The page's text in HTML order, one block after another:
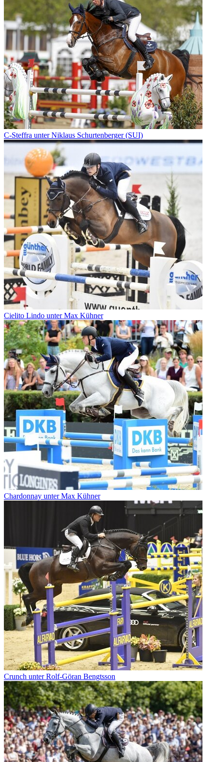
C-Steffra unter Niklaus Schurtenberger (SUI)
Cielito Lindo unter Max Kühner
Chardonnay unter Max Kühner
Crunch unter Rolf-Göran Bengtsson